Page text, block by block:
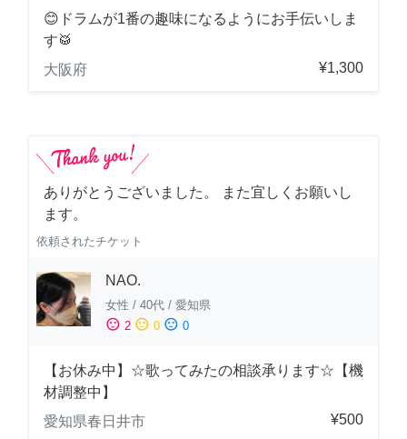
😊ドラムが1番の趣味になるようにお手伝いしま
す🥁
大阪府
¥1,300
ありがとうございました。 また宜しくお願いし
ます。
依頼されたチケット
NAO.
女性 / 40代 / 愛知県
sentiment_satisfied 2 sentiment_neutral 0 sentiment_dissatisfied 0
【お休み中】☆歌ってみたの相談承ります☆【機
材調整中】
愛知県春日井市
¥500